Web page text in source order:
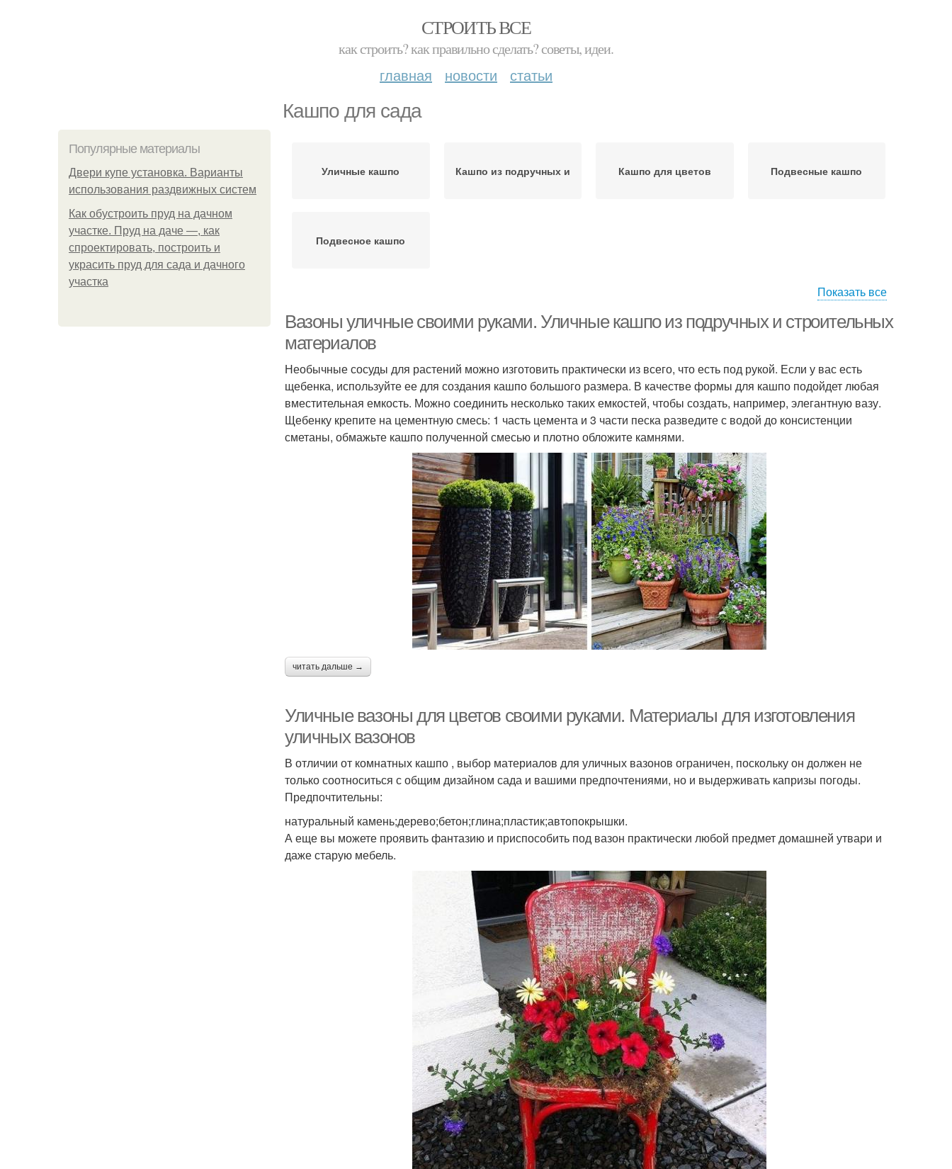
СТРОИТЬ ВСЕ
как строить? как правильно сделать? советы, идеи.
главная новости статьи
Кашпо для сада
Популярные материалы
Двери купе установка. Варианты
использования раздвижных систем
Как обустроить пруд на дачном
участке. Пруд на даче —, как
спроектировать, построить и
украсить пруд для сада и дачного
участка
Уличные кашпо Кашпо из подручных и Кашпо для цветов Подвесные кашпо
Подвесное кашпо
Показать все
Вазоны уличные своими руками. Уличные кашпо из подручных и строительных
материалов
Необычные сосуды для растений можно изготовить практически из всего, что есть под рукой. Если у вас есть
щебенка, используйте ее для создания кашпо большого размера. В качестве формы для кашпо подойдет любая
вместительная емкость. Можно соединить несколько таких емкостей, чтобы создать, например, элегантную вазу.
Щебенку крепите на цементную смесь: 1 часть цемента и 3 части песка разведите с водой до консистенции
сметаны, обмажьте кашпо полученной смесью и плотно обложите камнями.
читать дальше →
Уличные вазоны для цветов своими руками. Материалы для изготовления
уличных вазонов
В отличии от комнатных кашпо , выбор материалов для уличных вазонов ограничен, поскольку он должен не
только соотноситься с общим дизайном сада и вашими предпочтениями, но и выдерживать капризы погоды.
Предпочтительны:
натуральный камень;дерево;бетон;глина;пластик;автопокрышки.
А еще вы можете проявить фантазию и приспособить под вазон практически любой предмет домашней утвари и
даже старую мебель.